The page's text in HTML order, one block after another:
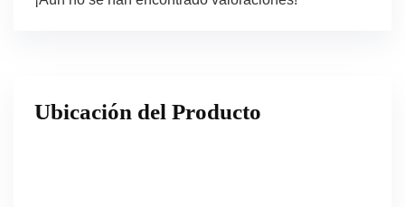
Ubicación del Producto